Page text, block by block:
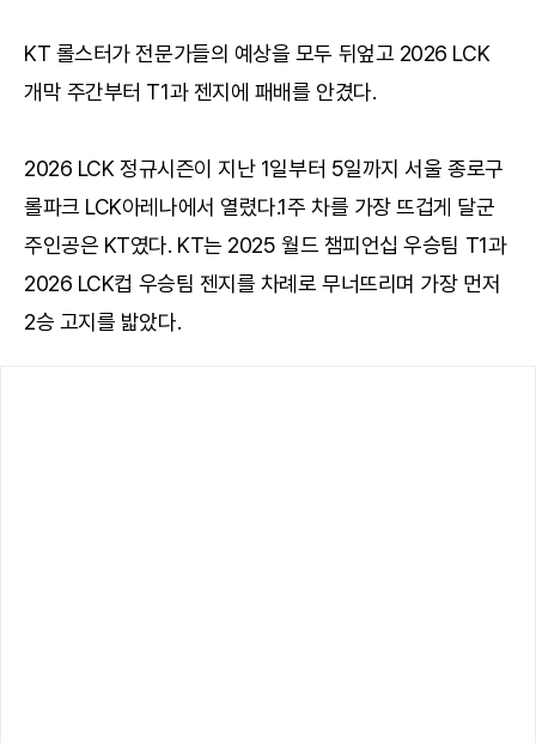
KT 롤스터가 전문가들의 예상을 모두 뒤엎고 2026 LCK
개막 주간부터 T1과 젠지에 패배를 안겼다.
2026 LCK 정규시즌이 지난 1일부터 5일까지 서울 종로구
롤파크 LCK아레나에서 열렸다.1주 차를 가장 뜨겁게 달군
주인공은 KT였다. KT는 2025 월드 챔피언십 우승팀 T1과
2026 LCK컵 우승팀 젠지를 차례로 무너뜨리며 가장 먼저
2승 고지를 밟았다.